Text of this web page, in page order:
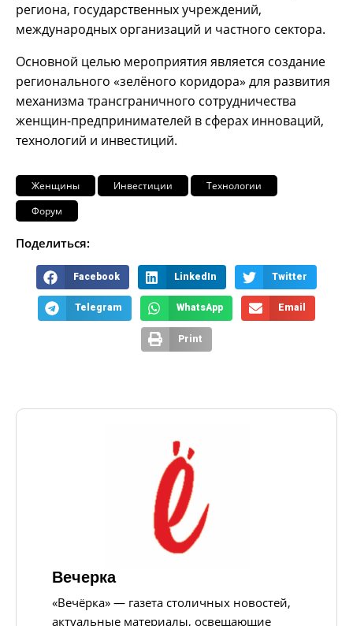
региона, государственных учреждений,
международных организаций и частного сектора.
Основной целью мероприятия является создание
регионального «зелёного коридора» для развития
механизма трансграничного сотрудничества
женщин-предпринимателей в сферах инноваций,
технологий и инвестиций.
Женщины Инвестиции
Технологии
Форум
Поделиться:
Facebook LinkedIn Twitter
Telegram WhatsApp Email
Print
Вечерка
«Вечёрка» — газета столичных новостей,
актуальные материалы, освещающие